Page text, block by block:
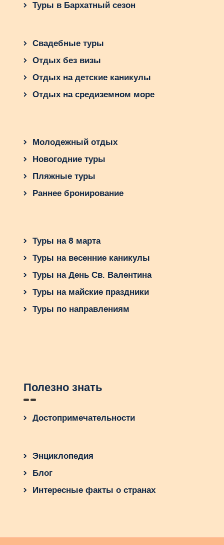
Туры в Бархатный сезон
Свадебные туры
Отдых без визы
Отдых на детские каникулы
Отдых на средиземном море
Молодежный отдых
Новогодние туры
Пляжные туры
Раннее бронирование
Туры на 8 марта
Туры на весенние каникулы
Туры на День Св. Валентина
Туры на майские праздники
Туры по направлениям
Полезно знать
Достопримечательности
Энциклопедия
Блог
Интересные факты о странах